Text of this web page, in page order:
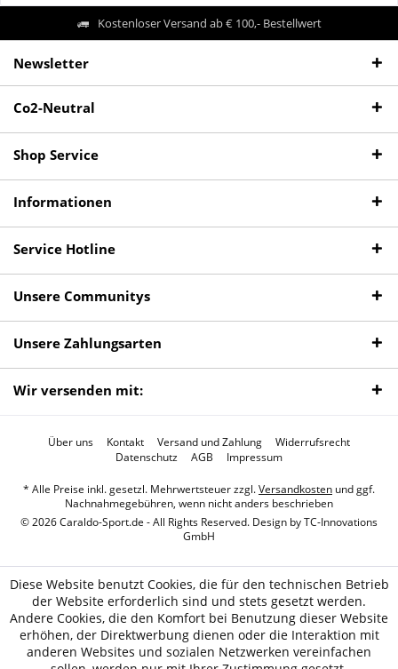
Kostenloser Versand ab € 100,- Bestellwert
Newsletter
Co2-Neutral
Shop Service
Informationen
Service Hotline
Unsere Communitys
Unsere Zahlungsarten
Wir versenden mit:
Über uns Kontakt Versand und Zahlung
Widerrufsrecht
Datenschutz
AGB Impressum
* Alle Preise inkl. gesetzl. Mehrwertsteuer zzgl.Versandkosten und ggf.
Nachnahmegebühren, wenn nicht anders beschrieben
© 2026 Caraldo-Sport.de - All Rights Reserved. Design byTC-Innovations
GmbH
Diese Website benutzt Cookies, die für den technischen Betrieb
der Website erforderlich sind und stets gesetzt werden.
Andere Cookies, die den Komfort bei Benutzung dieser Website
erhöhen, der Direktwerbung dienen oder die Interaktion mit
anderen Websites und sozialen Netzwerken vereinfachen